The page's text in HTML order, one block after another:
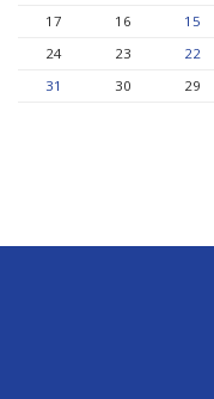
15
16
17
22
23
24
29
30
31